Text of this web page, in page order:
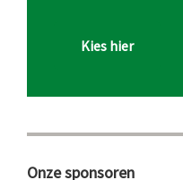
Kies hier
Onze sponsoren